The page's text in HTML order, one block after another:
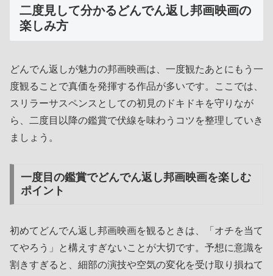
二度見して分かるどんでん返し邦画映画の
楽しみ方
どんでん返しが魅力の邦画映画は、一度観たあとにもう一
度観ることで真価を発揮する作品が多いです。ここでは、
スリラーサスペンスとしての初見のドキドキを守りなが
ら、二度目以降の鑑賞で伏線を味わうコツを整理していき
ましょう。
一度目の鑑賞でどんでん返し邦画映画を楽しむ
ポイント
初めてどんでん返し邦画映画を観るときは、「オチを当て
てやろう」と構えすぎないことが大切です。予想に意識を
割きすぎると、細部の演技や空気の変化を受け取り損ねて